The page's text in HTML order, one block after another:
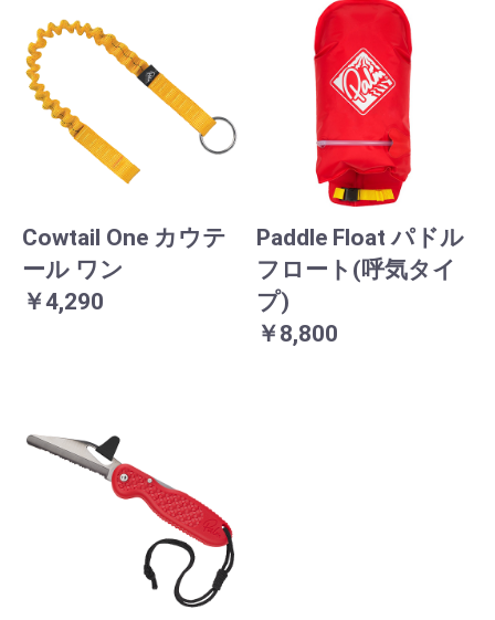
Cowtail One カウテ
ール ワン
￥4,290
Paddle Float パドル
フロート(呼気タイ
プ)
￥8,800